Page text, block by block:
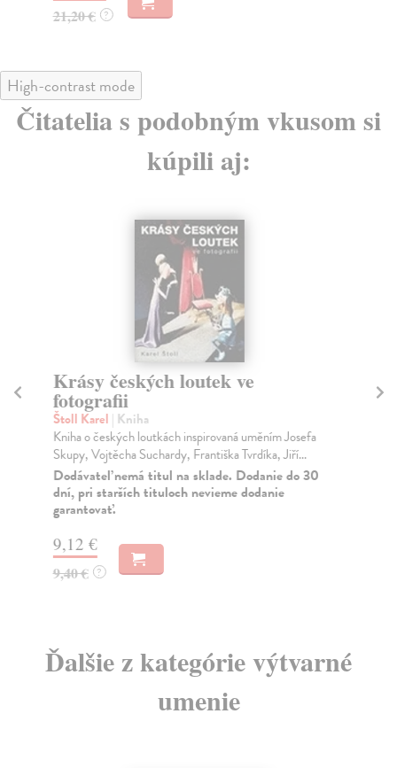
21,20 € ?
High-contrast mode
Čitatelia s podobným vkusom si
kúpili aj:
Krásy českých loutek ve
fotografii
Štoll Karel | Kniha
Kniha o českých loutkách inspirovaná uměním Josefa
Skupy, Vojtěcha Suchardy, Františka Tvrdíka, Jiří...
Dodávateľ nemá titul na sklade. Dodanie do 30
dní, pri starších tituloch nevieme dodanie
garantovať.
9,12 €
9,40 € ?
Ďalšie z kategórie výtvarné
umenie